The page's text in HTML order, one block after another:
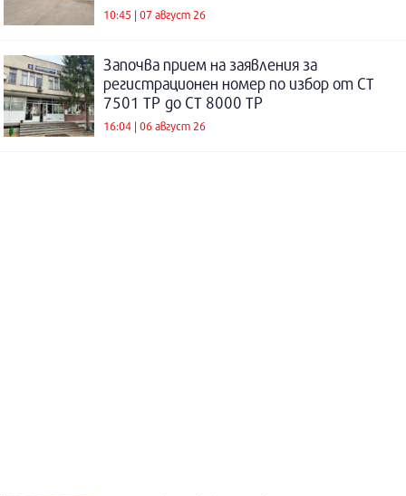
10:45 | 07 август 26
Започва прием на заявления за
регистрационен номер по избор от СТ
7501 ТР до СТ 8000 ТР
16:04 | 06 август 26